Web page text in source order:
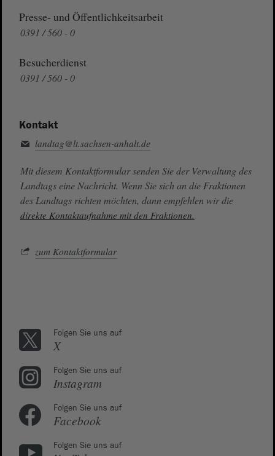
Presse- und Öffentlichkeitsarbeit
0391 / 560 - 0
Besucherdienst
0391 / 560 - 0
Kontakt
landtag@lt.sachsen-anhalt.de
Mit diesem Kontaktformular senden Sie der Verwaltung des
Landtags eine Nachricht. Wenn Sie sich an die Fraktionen
des Landtags richten möchten, dann empfehlen wir die
direkte Kontaktaufnahme mit den Fraktionen.
zum Kontaktformular
Folgen Sie uns auf
X
Folgen Sie uns auf
Instagram
Folgen Sie uns auf
Facebook
Folgen Sie uns auf